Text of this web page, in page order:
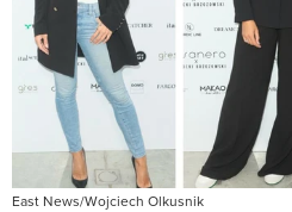
East News/Wojciech Olkusnik